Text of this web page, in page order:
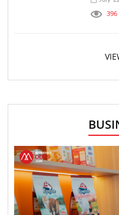
396